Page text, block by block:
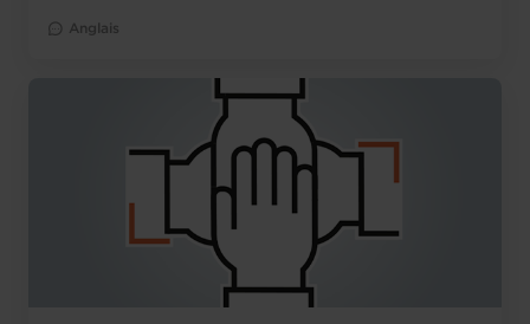
Anglais